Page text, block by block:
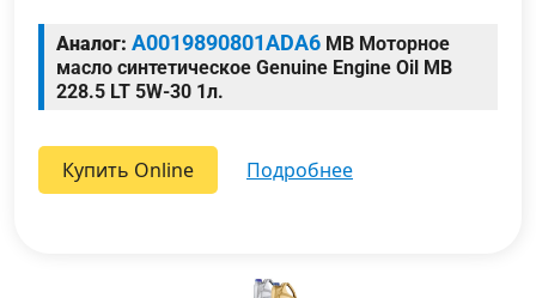
Аналог: A0019890801ADA6 MB Моторное
масло синтетическое Genuine Engine Oil MB
228.5 LT 5W-30 1л.
Купить Online подробнее